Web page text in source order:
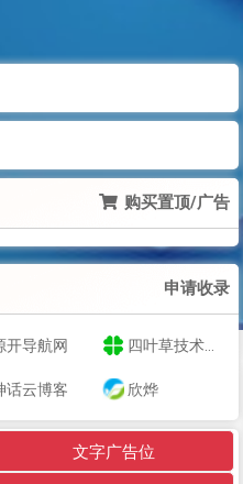
购买置顶/广告
申请收录
开导航网 四叶草技术导航-黑科技,资源导航,云端,QQ技术导航网分享网络精品资源平台,多开,云端,网站源码,QQ技术,教程网,小刀娱乐网
话云博客 欣烨